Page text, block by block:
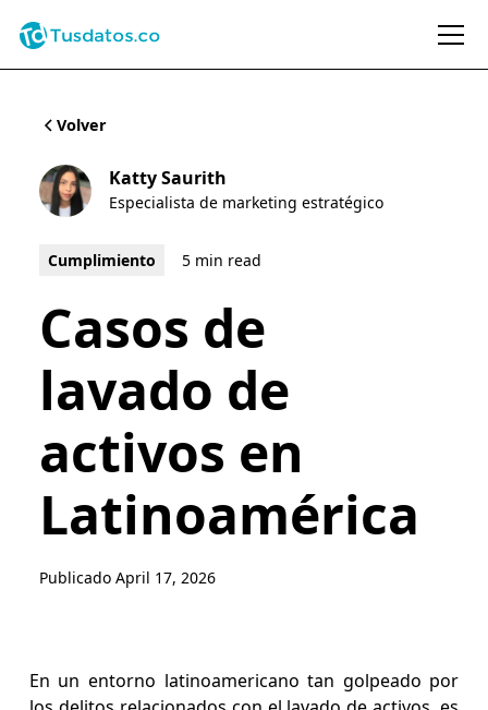
Volver
Katty Saurith
Especialista de marketing estratégico
Cumplimiento 5 min read
Casos de
lavado de
activos en
Latinoamérica
Publicado April 17, 2026
En un entorno latinoamericano tan golpeado por